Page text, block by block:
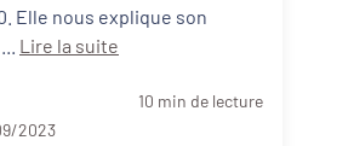
Elle nous explique son
Lire la suite
10 min de lecture
2023